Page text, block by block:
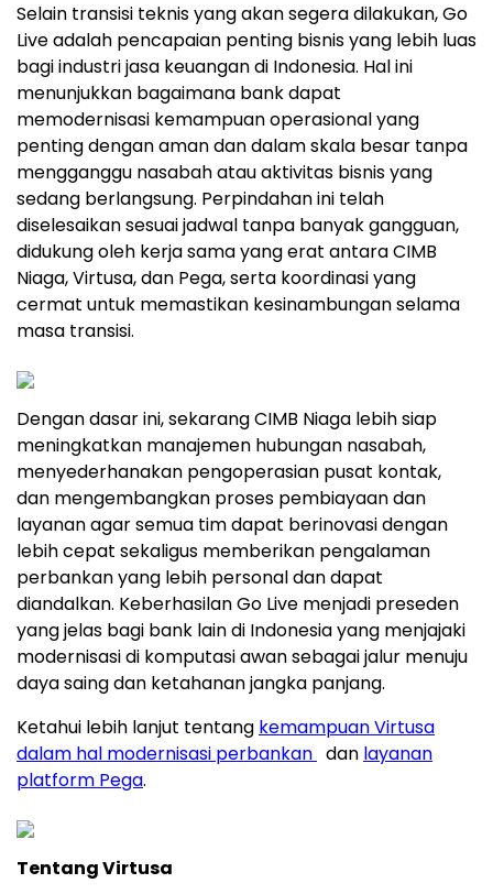
Selain transisi teknis yang akan segera dilakukan, Go
Live adalah pencapaian penting bisnis yang lebih luas
bagi industri jasa keuangan di Indonesia. Hal ini
menunjukkan bagaimana bank dapat
memodernisasi kemampuan operasional yang
penting dengan aman dan dalam skala besar tanpa
mengganggu nasabah atau aktivitas bisnis yang
sedang berlangsung. Perpindahan ini telah
diselesaikan sesuai jadwal tanpa banyak gangguan,
didukung oleh kerja sama yang erat antara CIMB
Niaga, Virtusa, dan Pega, serta koordinasi yang
cermat untuk memastikan kesinambungan selama
masa transisi.
Dengan dasar ini, sekarang CIMB Niaga lebih siap
meningkatkan manajemen hubungan nasabah,
menyederhanakan pengoperasian pusat kontak,
dan mengembangkan proses pembiayaan dan
layanan agar semua tim dapat berinovasi dengan
lebih cepat sekaligus memberikan pengalaman
perbankan yang lebih personal dan dapat
diandalkan. Keberhasilan Go Live menjadi preseden
yang jelas bagi bank lain di Indonesia yang menjajaki
modernisasi di komputasi awan sebagai jalur menuju
daya saing dan ketahanan jangka panjang.
Ketahui lebih lanjut tentang kemampuan Virtusa
dalam hal modernisasi perbankan dan layanan
platform Pega.
Tentang Virtusa